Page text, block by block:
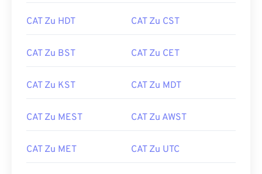
CAT Zu HDT CAT Zu CST
CAT Zu BST CAT Zu CET
CAT Zu KST CAT Zu MDT
CAT Zu MEST CAT Zu AWST
CAT Zu MET CAT Zu UTC